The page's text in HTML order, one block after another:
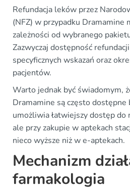
Refundacja leków przez
(NFZ) w przypadku Dramamine
zależności od wybranego
Zazwyczaj dostępność
specyficznych wskazań oraz
pacjentów.
Warto jednak być świadomym,
Dramamine są często dostępne
umożliwia łatwiejszy dostęp do
ale przy zakupie w aptekach
nieco wyższe niż w e-aptekach.
Mechanizm
farmakologia